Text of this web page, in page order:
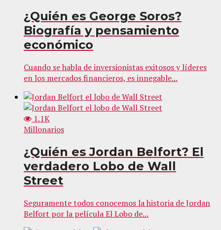
¿Quién es George Soros?
Biografía y pensamiento
económico
Cuando se habla de inversionistas exitosos y líderes
en los mercados financieros, es innegable...
1.1K
Millonarios
¿Quién es Jordan Belfort? El
verdadero Lobo de Wall
Street
Seguramente todos conocemos la historia de Jordan
Belfort por la película El Lobo de...